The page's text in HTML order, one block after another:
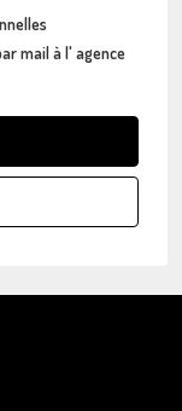
mail à l' agence